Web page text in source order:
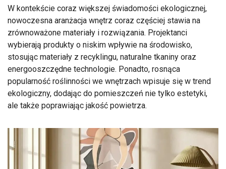
W kontekście coraz większej świadomości ekologicznej,
nowoczesna aranżacja wnętrz coraz częściej stawia na
zrównoważone materiały i rozwiązania. Projektanci
wybierają produkty o niskim wpływie na środowisko,
stosując materiały z recyklingu, naturalne tkaniny oraz
energooszczędne technologie. Ponadto, rosnąca
popularność roślinności we wnętrzach wpisuje się w trend
ekologiczny, dodając do pomieszczeń nie tylko estetyki,
ale także poprawiając jakość powietrza.